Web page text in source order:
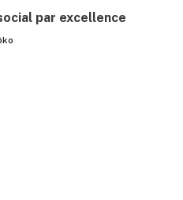
par excellence